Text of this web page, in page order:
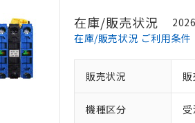
在庫/販売状況
在庫/販売状況 ご利用条件
販売状況
機種区分